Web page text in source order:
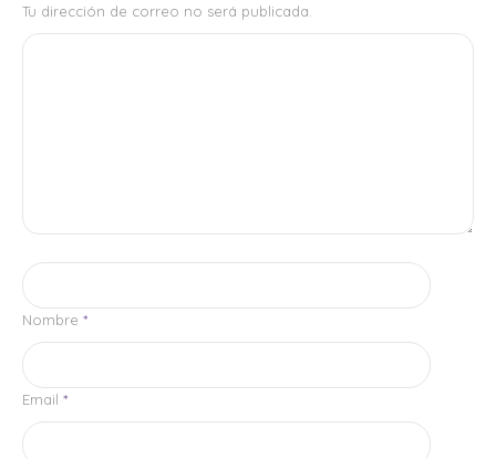
Tu dirección de correo no será publicada.
Nombre *
Email *